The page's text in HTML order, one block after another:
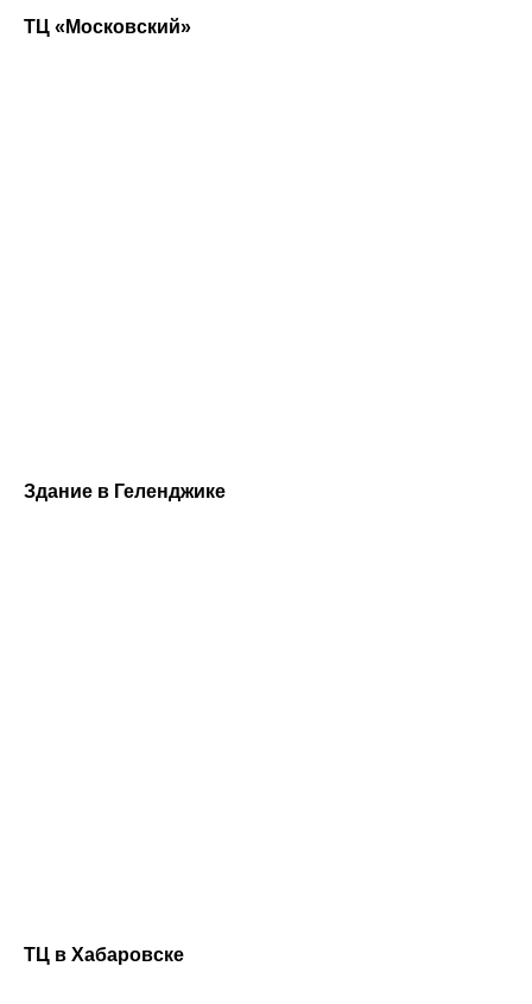
ТЦ «Московский»
Здание в Геленджике
ТЦ в Хабаровске